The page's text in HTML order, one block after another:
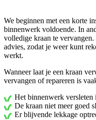
We beginnen met een korte
binnenwerk voldoende. In
volledige kraan te
advies, zodat je weer kunt
werkt.
Wanneer laat je een kraan
vervangen of repareren is
Het binnenwerk versleten
De kraan niet meer goed
Er blijvende lekkage